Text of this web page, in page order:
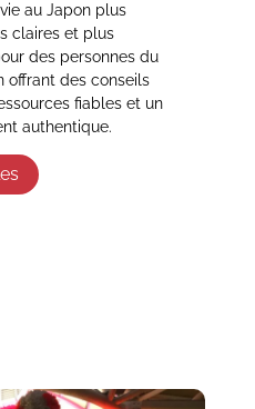
au Japon plus
claires et plus
des personnes du
offrant des conseils
fiables et un
authentique.